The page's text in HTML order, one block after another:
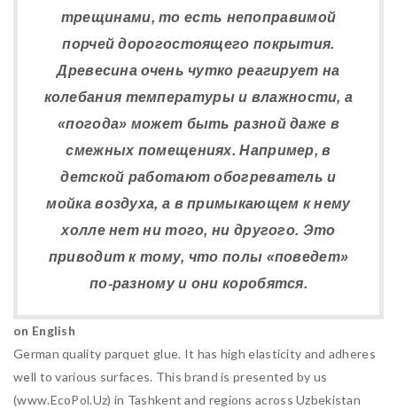
трещинами, то есть непоправимой
порчей дорогостоящего покрытия.
Древесина очень чутко реагирует на
колебания температуры и влажности, а
«погода» может быть разной даже в
смежных помещениях. Например, в
детской работают обогреватель и
мойка воздуха, а в примыкающем к нему
холле нет ни того, ни другого. Это
приводит к тому, что полы «поведет»
по-разному и они коробятся.
on English
German quality parquet glue. It has high elasticity and adheres
well to various surfaces. This brand is presented by us
(www.EcoPol.Uz) in Tashkent and regions across Uzbekistan